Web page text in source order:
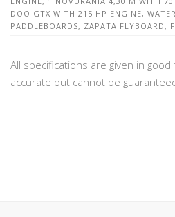
DOO GTX WITH 215 HP ENGINE,
PADDLEBOARDS, ZAPATA FLYBOARD,
All specifications are given in
accurate but cannot be